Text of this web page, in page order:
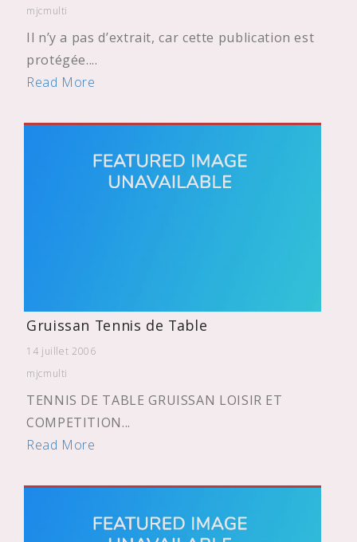
mjcmulti
Il n’y a pas d’extrait, car cette publication est
protégée....
Read More
Gruissan Tennis de Table
14 juillet 2006
mjcmulti
TENNIS DE TABLE GRUISSAN LOISIR ET
COMPETITION...
Read More